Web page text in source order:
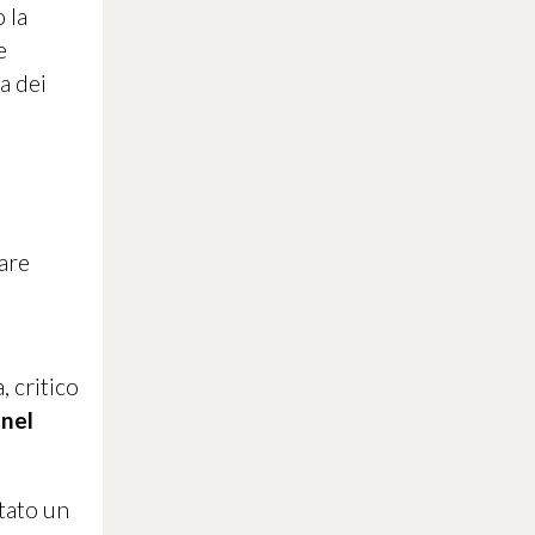
la
dei
critico
un